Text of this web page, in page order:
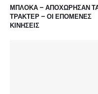
ΜΠΛΟΚΑ – ΑΠΟΧΩΡΗΣΑΝ
ΤΡΑΚΤΕΡ – ΟΙ ΕΠΟΜΕΝΕΣ
ΚΙΝΗΣΕΙΣ